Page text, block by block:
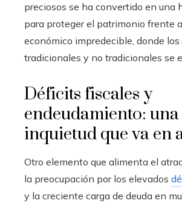
preciosos se ha convertido en una
para proteger el patrimonio frente
económico impredecible, donde los
tradicionales y no tradicionales se
Déficits fiscales y
endeudamiento: una
inquietud que va en
Otro elemento que alimenta el
la preocupación por los elevados
y la creciente carga de deuda en